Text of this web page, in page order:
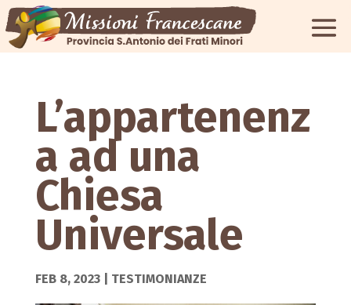
L’appartenenz
a ad una
Chiesa
Universale
FEB 8, 2023| TESTIMONIANZE